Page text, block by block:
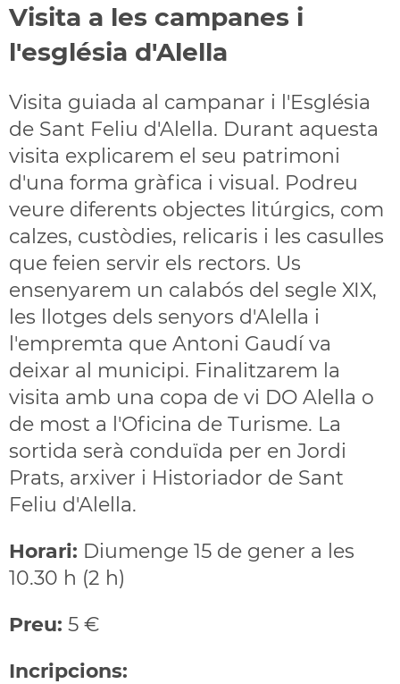
Visita a les campanes i
l'església d'Alella
Visita guiada al campanar i l'Església
de Sant Feliu d'Alella. Durant aquesta
visita explicarem el seu patrimoni
d'una forma gràfica i visual. Podreu
veure diferents objectes litúrgics, com
calzes, custòdies, relicaris i les casulles
que feien servir els rectors. Us
ensenyarem un calabós del segle XIX,
les llotges dels senyors d'Alella i
l'empremta que Antoni Gaudí va
deixar al municipi. Finalitzarem la
visita amb una copa de vi DO Alella o
de most a l'Oficina de Turisme. La
sortida serà conduïda per en Jordi
Prats, arxiver i Historiador de Sant
Feliu d'Alella.
Horari: Diumenge 15 de gener a les
10.30 h (2 h)
Preu: 5 €
Incripcions: